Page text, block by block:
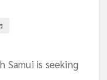
Samui is seeking